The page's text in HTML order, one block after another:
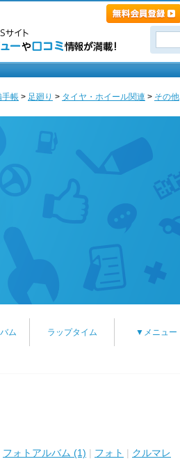
手帳 > 足廻り > タイヤ・ホイール関連 > その他
ム ラップタイム ▼メニュー
フォトアルバム (1) | フォト | クルマレ